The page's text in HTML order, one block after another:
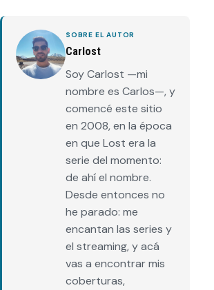
SOBRE EL AUTOR
Carlost
Soy Carlost —mi
nombre es Carlos—, y
comencé este sitio
en 2008, en la época
en que Lost era la
serie del momento:
de ahí el nombre.
Desde entonces no
he parado: me
encantan las series y
el streaming, y acá
vas a encontrar mis
coberturas,